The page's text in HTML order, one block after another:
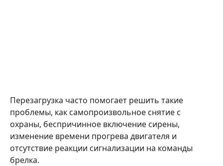
Перезагрузка часто помогает решить такие
проблемы, как самопроизвольное снятие с
охраны, беспричинное включение сирены,
изменение времени прогрева двигателя и
отсутствие реакции сигнализации на команды
брелка.